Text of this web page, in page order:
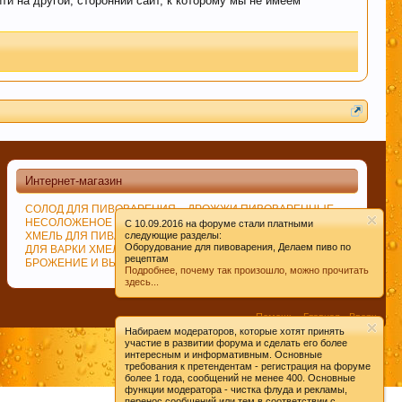
вызывает только вкус пива,
предотвратят рак.
с заболеваниями сердечно-
их профилактики
C 10.09.2016 на форуме стали платными
следующие разделы:
Оборудование для пивоварения, Делаем пиво по
рецептам
Подробнее, почему так произошло, можно прочитать
здесь...
Набираем модераторов, которые хотят принять
участие в развитии форума и сделать его более
интересным и информативным. Основные
требования к претендентам - регистрация на форуме
более 1 года, сообщений не менее 400. Основные
функции модератора - чистка флуда и рекламы,
Интернет-магазин
СОЛОД ДЛЯ ПИВОВАРЕНИЯ
НЕСОЛОЖЕНОЕ СЫРЬЁ
ХМЕЛЬ ДЛЯ ПИВА
ДЛЯ ВАРКИ ХМЕЛЯ
ДРОЖЖИ ПИВОВАРЕННЫЕ
СПЕЦИИ
ИЗМЕЛЬЧЕНИЕ СОЛОДА
ВАРКА СУСЛА
БРОЖЕНИЕ И ВЫДЕРЖКА ПИВА
Помощь Главная
Вверх
Условия и правила